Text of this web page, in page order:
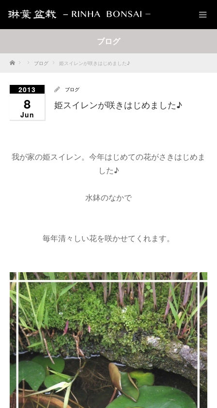
ブログ
Home ブログ 姫スイレンが咲きはじめました♪
2013
8
Jun
ブログ
姫スイレンが咲きはじめました♪
我が家の姫スイレン。今年はじめての花がさきはじめま
した♪
水鉢のなかで
毎年清々しい花を咲かせてくれます。